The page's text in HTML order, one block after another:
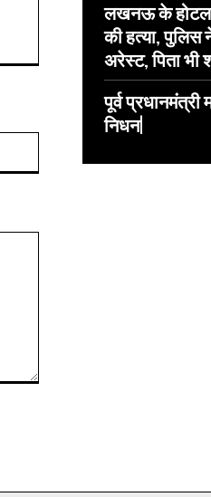
लखनऊ के होटल
की हत्‍या, पुलिस
अरेस्‍ट, पिता
पूर्व
निधन|